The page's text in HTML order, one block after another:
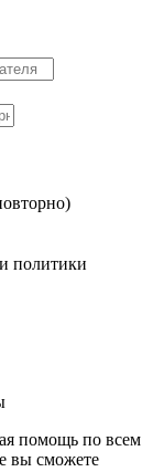
)
политики
помощь по всем
вы сможете